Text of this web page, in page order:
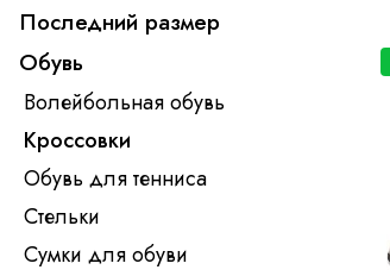
Последний размер
Обувь
Волейбольная обувь
Кроссовки
Обувь для тенниса
Стельки
Сумки для обуви